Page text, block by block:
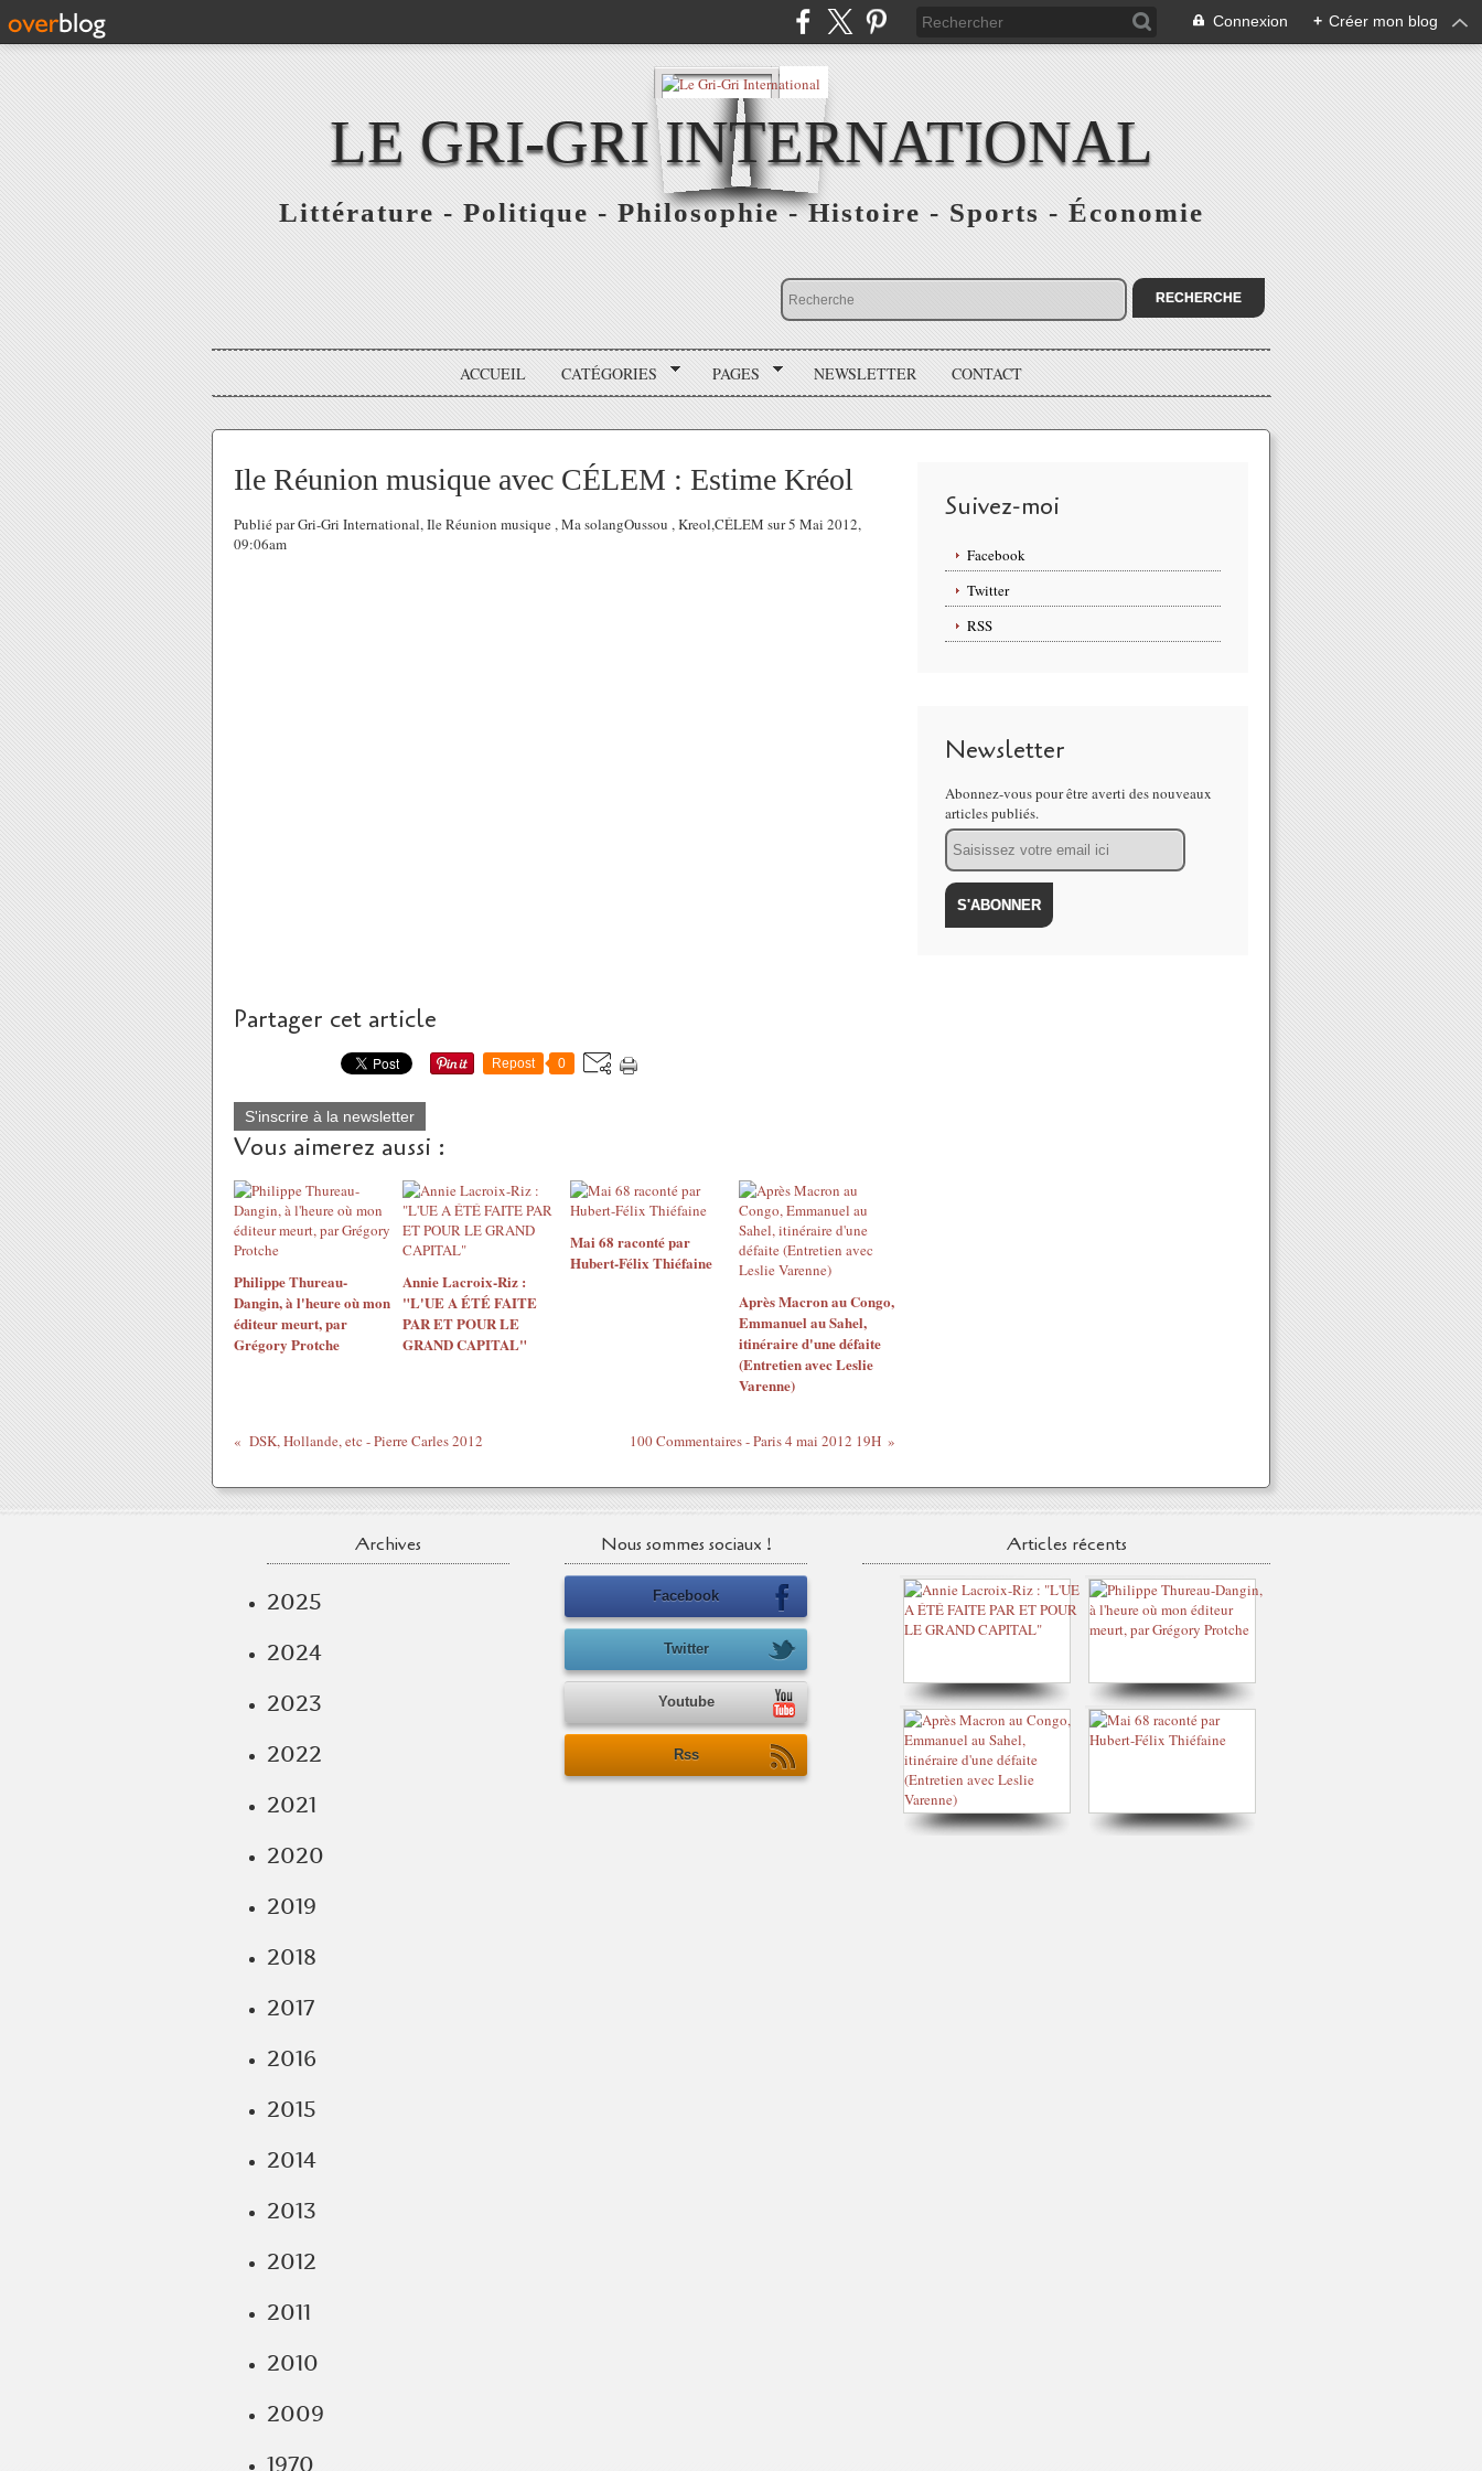
Connexion + Créer mon blog
LE GRI-GRI INTERNATIONAL
Littérature - Politique - Philosophie - Histoire - Sports - Économie
ACCUEIL CATÉGORIES PAGES NEWSLETTER CONTACT
Ile Réunion musique avec CÉLEM : Estime Kréol
Publié par Gri-Gri International, Ile Réunion musique , Ma solangOussou , Kreol,CÉLEM sur 5 Mai 2012,
09:06am
Partager cet article
Repost 0
S'inscrire à la newsletter
Vous aimerez aussi :
Philippe Thureau-
Dangin, à l'heure où mon
éditeur meurt, par
Grégory Protche
Annie Lacroix-Riz :
"L'UE A ÉTÉ FAITE
PAR ET POUR LE
GRAND CAPITAL"
Mai 68 raconté par
Hubert-Félix Thiéfaine
Après Macron au Congo,
Emmanuel au Sahel,
itinéraire d'une défaite
(Entretien avec Leslie
Varenne)
DSK, Hollande, etc - Pierre Carles 2012 100 Commentaires - Paris 4 mai 2012 19H
Suivez-moi
Facebook
Twitter
RSS
Newsletter
Abonnez-vous pour être averti des nouveaux
articles publiés.
Email
Archives
2025
2024
2023
2022
2021
2020
2019
2018
2017
2016
2015
2014
2013
2012
2011
2010
2009
1970
Nous sommes sociaux !
Facebook
Twitter
Youtube
Rss
Articles récents